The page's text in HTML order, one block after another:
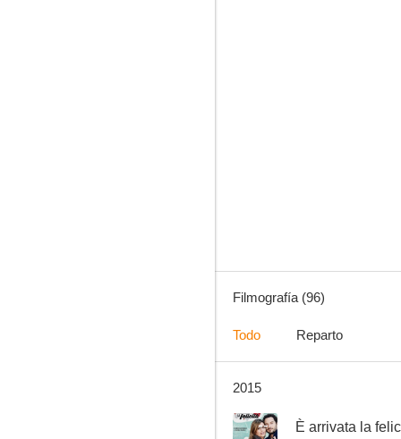
7.0
Filmografía (96)
Todo Reparto
2015
-- È arrivata la